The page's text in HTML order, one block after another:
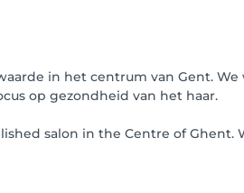
in het centrum van Gent.
op gezondheid van het haar.
salon in the Centre of Ghent.